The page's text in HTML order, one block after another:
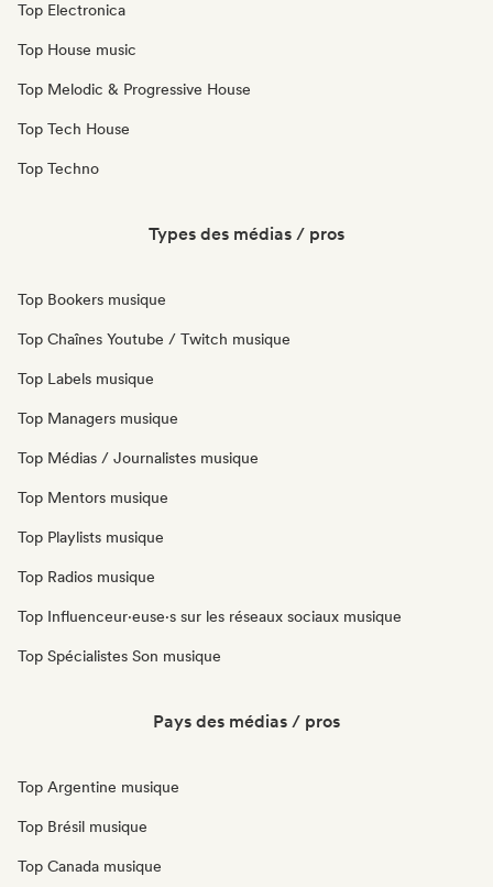
Top Electronica
Top House music
Top Melodic & Progressive House
Top Tech House
Top Techno
Types des médias / pros
Top Bookers musique
Top Chaînes Youtube / Twitch musique
Top Labels musique
Top Managers musique
Top Médias / Journalistes musique
Top Mentors musique
Top Playlists musique
Top Radios musique
Top Influenceur·euse·s sur les réseaux sociaux musique
Top Spécialistes Son musique
Pays des médias / pros
Top Argentine musique
Top Brésil musique
Top Canada musique